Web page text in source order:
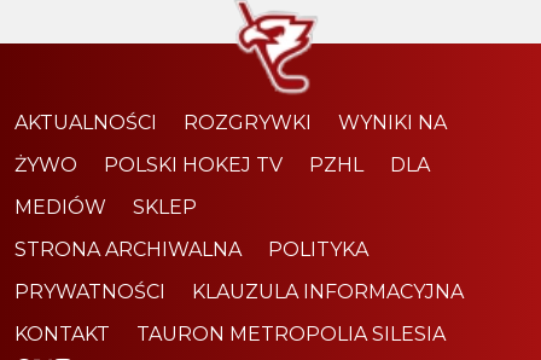
AKTUALNOŚCI ROZGRYWKI
WYNIKI NA
ŻYWO
POLSKI HOKEJ TV PZHL
DLA
MEDIÓW
SKLEP
STRONA ARCHIWALNA
POLITYKA
PRYWATNOŚCI
KLAUZULA INFORMACYJNA
KONTAKT
TAURON METROPOLIA SILESIA